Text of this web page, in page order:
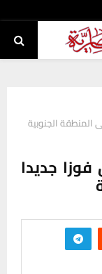
المنطقة الجنوبية
جديدا